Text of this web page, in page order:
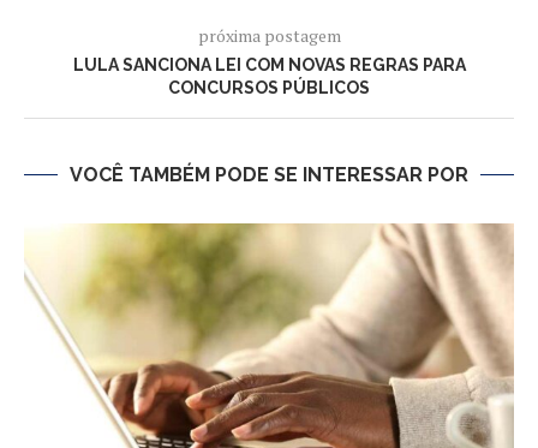
próxima postagem
LULA SANCIONA LEI COM NOVAS REGRAS PARA
CONCURSOS PÚBLICOS
VOCÊ TAMBÉM PODE SE INTERESSAR POR